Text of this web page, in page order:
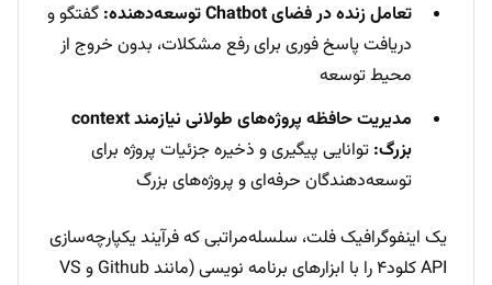
تعامل زنده در فضای Chatbot توسعه‌دهنده:
گفتگو و
دریافت پاسخ فوری برای رفع مشکلات، بدون خروج از
محیط توسعه
مدیریت حافظه پروژه‌های طولانی نیازمند context
بزرگ: توانایی پیگیری و ذخیره جزئیات پروژه برای
توسعه‌دهندگان حرفه‌ای و پروژه‌های بزرگ
یک اینفوگرافیک فلت، سلسله‌مراتبی که فرآیند یکپارچه‌سازی
API کلود۴ را با ابزارهای برنامه نویسی (مانند Github و VS